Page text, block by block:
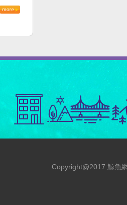
Copyright@2017 鯨魚